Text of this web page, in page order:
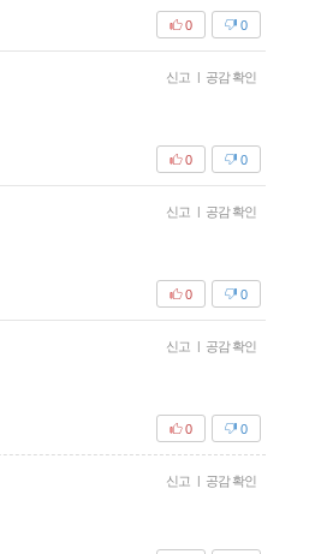
0
0
신고 | 공감 확인
0
0
신고 | 공감 확인
0
0
신고 | 공감 확인
0
0
신고 | 공감 확인